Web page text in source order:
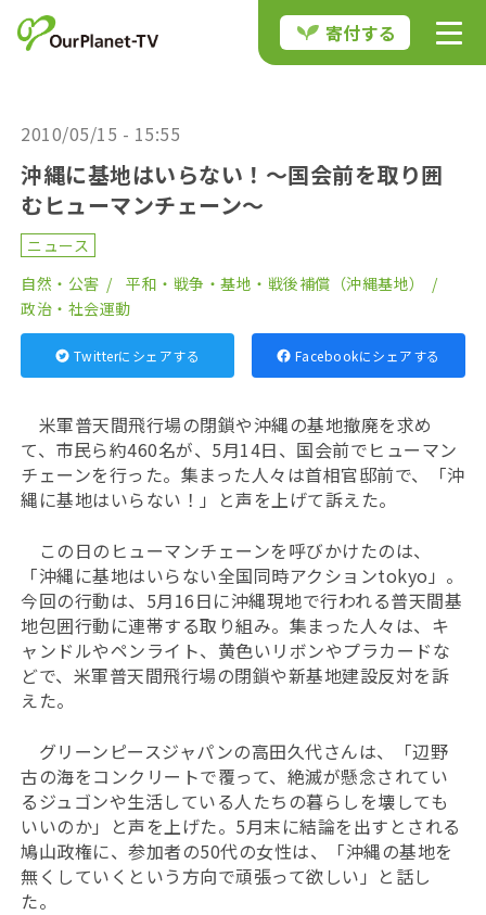
寄付する
2010/05/15 - 15:55
沖縄に基地はいらない！～国会前を取り囲
むヒューマンチェーン～
ニュース
自然・公害
平和・戦争・基地・戦後補償（沖縄基地）
政治・社会運動
Twitterにシェアする Facebookにシェアする
米軍普天間飛行場の閉鎖や沖縄の基地撤廃を求め
て、市民ら約460名が、5月14日、国会前でヒューマン
チェーンを行った。集まった人々は首相官邸前で、「沖
縄に基地はいらない！」と声を上げて訴えた。
この日のヒューマンチェーンを呼びかけたのは、
「沖縄に基地はいらない全国同時アクションtokyo」。
今回の行動は、5月16日に沖縄現地で行われる普天間基
地包囲行動に連帯する取り組み。集まった人々は、キ
ャンドルやペンライト、黄色いリボンやプラカードな
どで、米軍普天間飛行場の閉鎖や新基地建設反対を訴
えた。
グリーンピースジャパンの高田久代さんは、「辺野
古の海をコンクリートで覆って、絶滅が懸念されてい
るジュゴンや生活している人たちの暮らしを壊しても
いいのか」と声を上げた。5月末に結論を出すとされる
鳩山政権に、参加者の50代の女性は、「沖縄の基地を
無くしていくという方向で頑張って欲しい」と話し
た。